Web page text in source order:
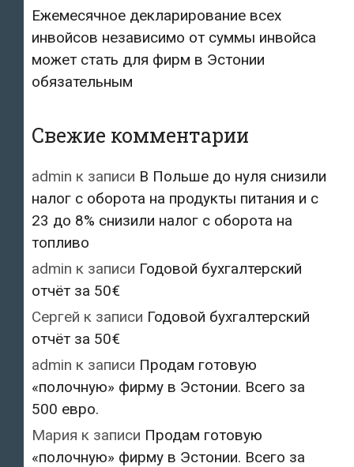
Ежемесячное декларирование всех
инвойсов независимо от суммы инвойса
может стать для фирм в Эстонии
обязательным
Свежие комментарии
admin к записи В Польше до нуля снизили
налог с оборота на продукты питания и с
23 до 8% снизили налог с оборота на
топливо
admin к записи Годовой бухгалтерский
отчёт за 50€
Сергей к записи Годовой бухгалтерский
отчёт за 50€
admin к записи Продам готовую
«полочную» фирму в Эстонии. Всего за
500 евро.
Мария к записи Продам готовую
«полочную» фирму в Эстонии. Всего за